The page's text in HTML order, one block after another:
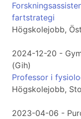
fartstrategi
Högskolejobb,
2024-12-20 -
(Gih)
Professor i
Högskolejobb,
2023-04-06 -